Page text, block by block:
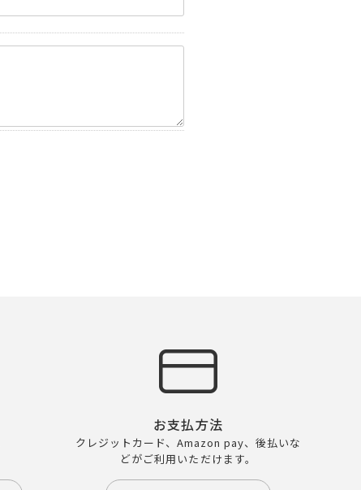
お支払方法
クレジットカード、Amazon pay、後払いな
どがご利用いただけます。